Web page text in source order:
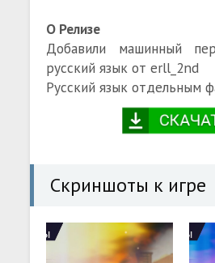
О Релизе
Добавили машинный
русский язык от erll_2nd
Русский язык отдельным
Скриншоты к игре